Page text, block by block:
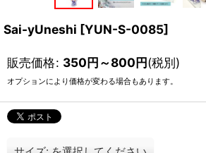
Sai-yUneshi [YUN-S-0085]
販売価格: 350円～800円(税別)
オプションにより価格が変わる場合もあります。